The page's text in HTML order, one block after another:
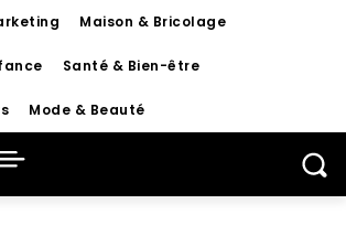
Maison & Bricolage
Santé & Bien-être
Mode & Beauté